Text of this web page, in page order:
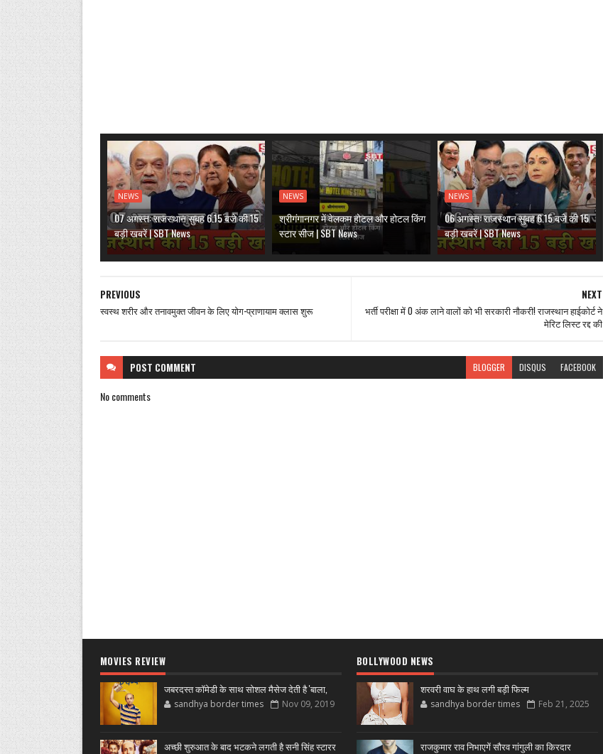
NEWS
07 अगस्त: राजस्थान सुबह 6.15 बजे की 15
बड़ी खबरें | SBT News
NEWS
श्रीगंगानगर में वेलकम होटल और होटल किंग
स्टार सीज | SBT News
NEWS
06 अगस्त: राजस्थान सुबह 6.15 बजे की 15
बड़ी खबरें | SBT News
NEXT
भर्ती परीक्षा में 0 अंक लाने वालों को भी सरकारी नौकरी! राजस्थान हाईकोर्ट ने
मेरिट लिस्ट रद्द की
PREVIOUS
स्वस्थ शरीर और तनावमुक्त जीवन के लिए योग-प्राणायाम क्लास शुरू
POST COMMENT BLOGGER DISQUS FACEBOOK
No comments
MOVIES REVIEW
जबरदस्त कॉमेडी के साथ सोशल मैसेज देती है 'बाला,
sandhya border times Nov 09, 2019
अच्छी शुरुआत के बाद भटकने लगती है सनी सिंह स्टारर
BOLLYWOOD NEWS
शरवरी वाघ के हाथ लगी बड़ी फिल्म
sandhya border times Feb 21, 2025
राजकुमार राव निभाएगें सौरव गांगुली का किरदार